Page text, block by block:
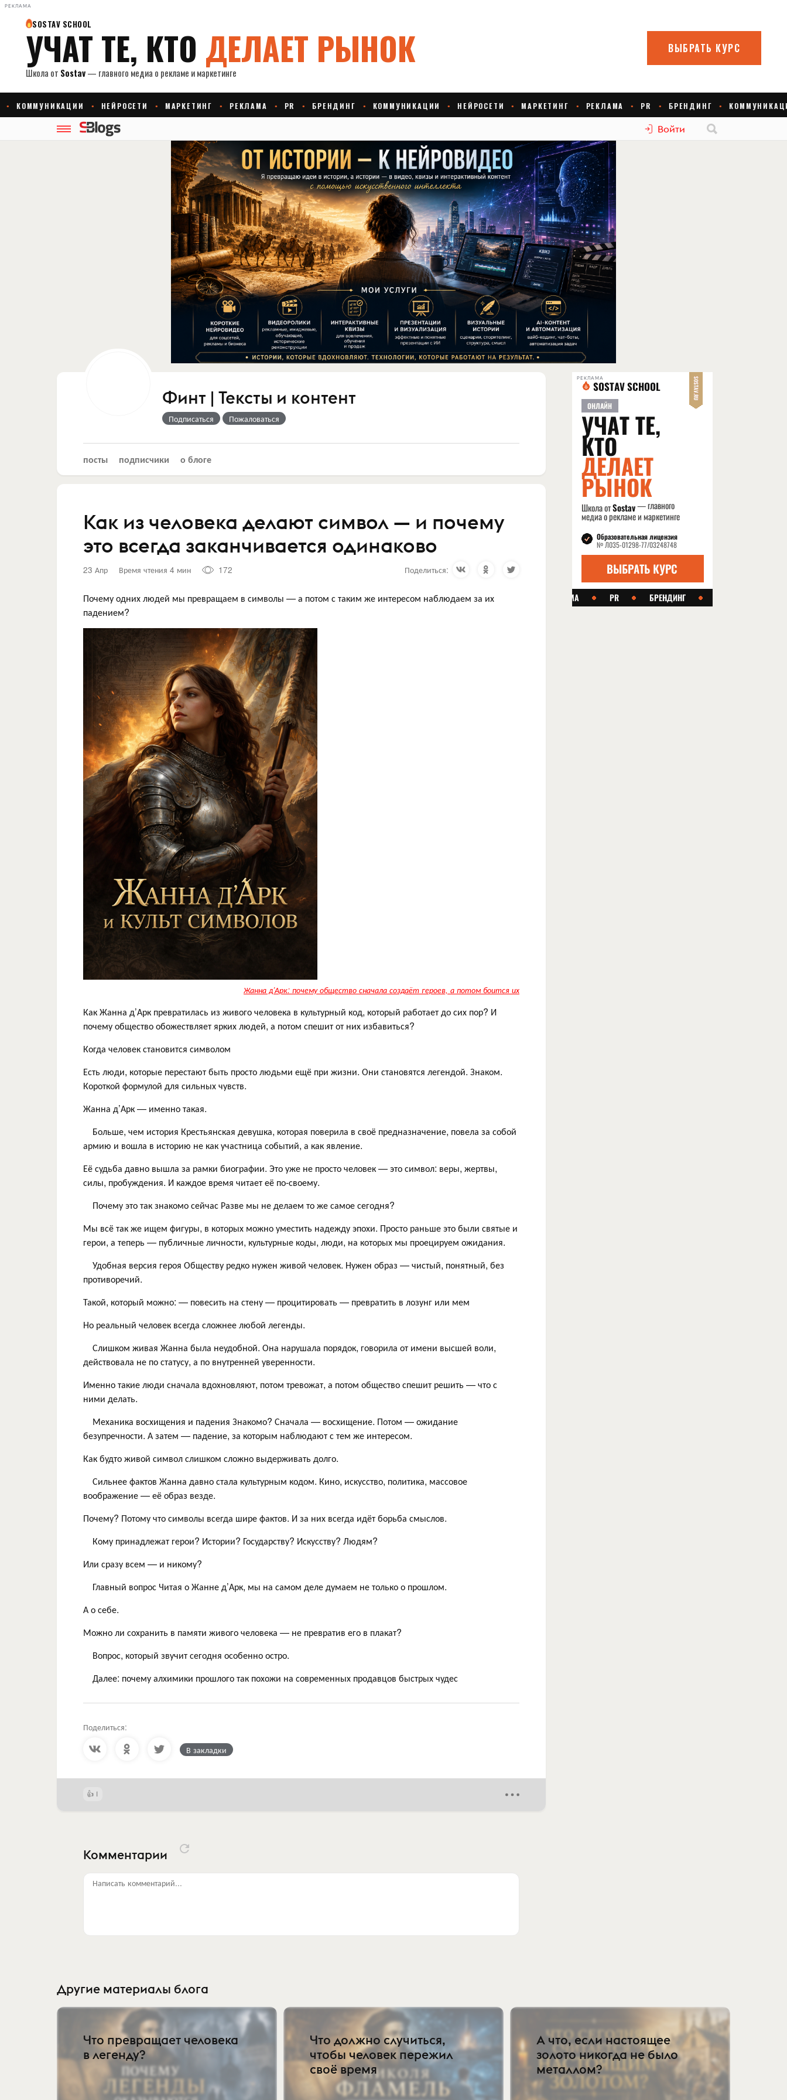
РЕКЛАМА
Войти
Финт | Тексты и контент
Подписаться Пожаловаться
посты подписчики о блоге
Как из человека делают символ — и почему
это всегда заканчивается одинаково
23 Апр Время чтения 4 мин 172 Поделиться:
Почему одних людей мы превращаем в символы — а потом с таким же интересом наблюдаем за их
падением?
Жанна д’Арк: почему общество сначала создаёт героев, а потом боится их
Как Жанна д’Арк превратилась из живого человека в культурный код, который работает до сих пор? И
почему общество обожествляет ярких людей, а потом спешит от них избавиться?
Когда человек становится символом
Есть люди, которые перестают быть просто людьми ещё при жизни. Они становятся легендой. Знаком.
Короткой формулой для сильных чувств.
Жанна д’Арк — именно такая.
⠀ Больше, чем история Крестьянская девушка, которая поверила в своё предназначение, повела за собой
армию и вошла в историю не как участница событий, а как явление.
Её судьба давно вышла за рамки биографии. Это уже не просто человек — это символ: веры, жертвы,
силы, пробуждения. И каждое время читает её по-своему.
⠀ Почему это так знакомо сейчас Разве мы не делаем то же самое сегодня?
Мы всё так же ищем фигуры, в которых можно уместить надежду эпохи. Просто раньше это были святые и
герои, а теперь — публичные личности, культурные коды, люди, на которых мы проецируем ожидания.
⠀ Удобная версия героя Обществу редко нужен живой человек. Нужен образ — чистый, понятный, без
противоречий.
Такой, который можно: — повесить на стену — процитировать — превратить в лозунг или мем
Но реальный человек всегда сложнее любой легенды.
⠀ Слишком живая Жанна была неудобной. Она нарушала порядок, говорила от имени высшей воли,
действовала не по статусу, а по внутренней уверенности.
Именно такие люди сначала вдохновляют, потом тревожат, а потом общество спешит решить — что с
ними делать.
⠀ Механика восхищения и падения Знакомо? Сначала — восхищение. Потом — ожидание
безупречности. А затем — падение, за которым наблюдают с тем же интересом.
Как будто живой символ слишком сложно выдерживать долго.
⠀ Сильнее фактов Жанна давно стала культурным кодом. Кино, искусство, политика, массовое
воображение — её образ везде.
Почему? Потому что символы всегда шире фактов. И за них всегда идёт борьба смыслов.
⠀ Кому принадлежат герои? Истории? Государству? Искусству? Людям?
Или сразу всем — и никому?
⠀ Главный вопрос Читая о Жанне д’Арк, мы на самом деле думаем не только о прошлом.
А о себе.
Можно ли сохранить в памяти живого человека — не превратив его в плакат?
⠀ Вопрос, который звучит сегодня особенно остро.
⠀ Далее: почему алхимики прошлого так похожи на современных продавцов быстрых чудес
Поделиться:
В закладки
1
Комментарии
Написать комментарий...
РЕКЛАМА
Другие материалы блога
Что превращает человека
в легенду?
Что должно случиться,
чтобы человек пережил
своё время
А что, если настоящее
золото никогда не было
металлом?